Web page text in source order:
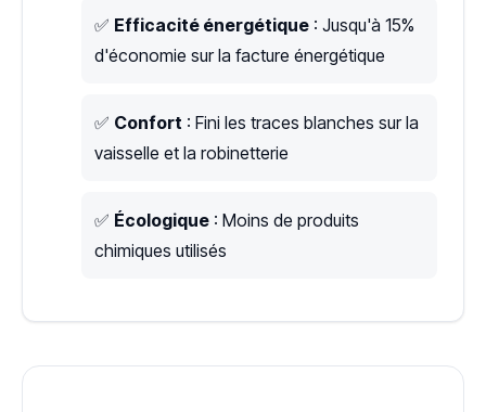
✅ Efficacité énergétique : Jusqu'à 15%
d'économie sur la facture énergétique
✅ Confort : Fini les traces blanches sur la
vaisselle et la robinetterie
✅ Écologique : Moins de produits
chimiques utilisés